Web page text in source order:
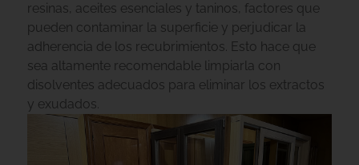
resinas, aceites esenciales y taninos, factores que
pueden contaminar la superficie y perjudicar la
adherencia de los recubrimientos. Esto hace que
sea altamente recomendable limpiarla con
disolventes adecuados para eliminar los extractos
y exudados.